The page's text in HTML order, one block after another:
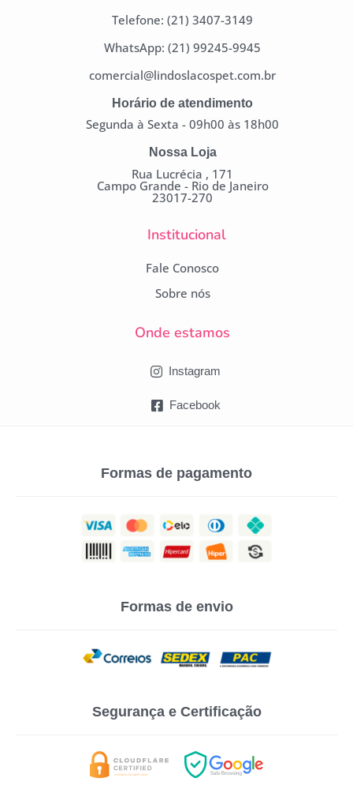
Telefone: (21) 3407-3149
WhatsApp: (21) 99245-9945
comercial@lindoslacospet.com.br
Horário de atendimento
Segunda à Sexta - 09h00 às 18h00
Nossa Loja
Rua Lucrécia , 171
Campo Grande - Rio de Janeiro
23017-270
Institucional
Fale Conosco
Sobre nós
Onde estamos
Instagram
Facebook
Formas de pagamento
Formas de envio
Segurança e Certificação